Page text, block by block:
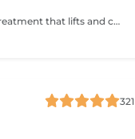
Forget about mascara for 2 month! It is treatment that lifts and curls your natural lashes to make them look longer and give them an attractive shape that will open up your eyes. How is lash lamination done? - lashes are washed - eye pad is placed - silicone rods are placed - perming solution is applied - lifting solution is applied - noutralizing solution is applied - henna or paint is applied - keratin is applied - lashes are washed - silicone rods are removed Age restrictions: recommended to do from 14 years. Post procedure recommendations: do not wash eyelashes 24 hours after the procedure. Frequency: once in 4-6 weeks.
321